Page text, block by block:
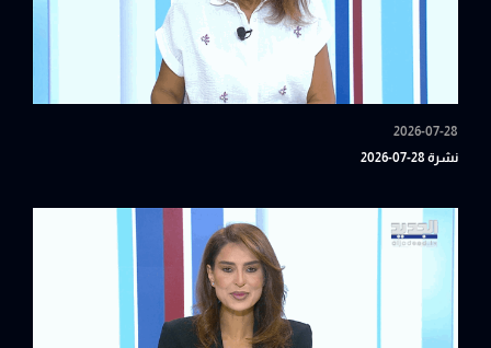
2026-07-28
نشرة 28-07-2026